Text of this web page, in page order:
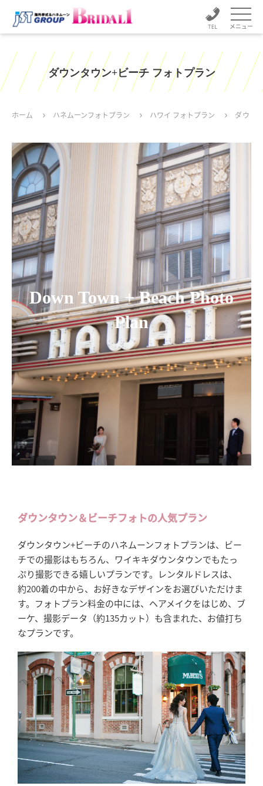
メニュー
ダウンタウン+ビーチ フォトプラン
ホーム ハネムーンフォトプラン ハワイ フォトプラン ダウン
Down Town + Beach Photo
Plan
ダウンタウン＆ビーチフォトの人気プラン
ダウンタウン+ビーチのハネムーンフォトプランは、ビー
チでの撮影はもちろん、ワイキキダウンタウンでもたっ
ぷり撮影できる嬉しいプランです。レンタルドレスは、
約200着の中から、お好きなデザインをお選びいただけま
す。フォトプラン料金の中には、ヘアメイクをはじめ、ブ
ーケ、撮影データ（約135カット）も含まれた、お値打ち
なプランです。